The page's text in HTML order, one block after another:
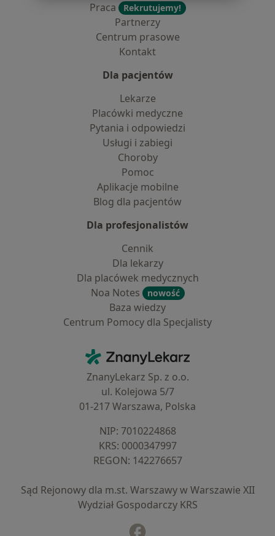
Praca
Rekrutujemy!
Partnerzy
Centrum prasowe
Kontakt
Dla pacjentów
Lekarze
Placówki medyczne
Pytania i odpowiedzi
Usługi i zabiegi
Choroby
Pomoc
Aplikacje mobilne
Blog dla pacjentów
Dla profesjonalistów
Cennik
Dla lekarzy
Dla placówek medycznych
Noa Notes
nowość
Baza wiedzy
Centrum Pomocy dla Specjalisty
ZnanyLekarz - Strona główna
ZnanyLekarz Sp. z o.o.
ul. Kolejowa 5/7
01-217 Warszawa, Polska
NIP: ⁠7010224868
KRS: ⁠0000347997
REGON: ⁠142276657
Sąd Rejonowy dla m.st. Warszawy w Warszawie XII
Wydział Gospodarczy KRS